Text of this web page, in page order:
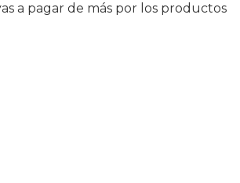
a pagar de más por los productos